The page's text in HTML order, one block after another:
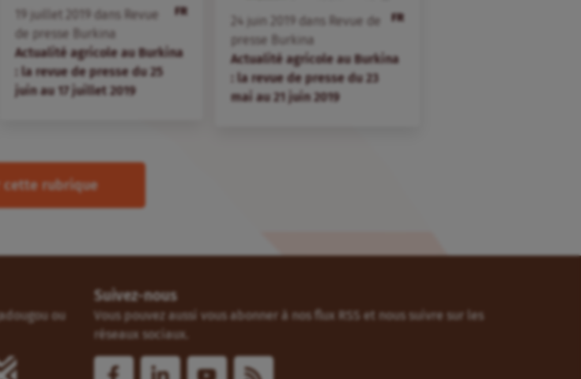
FR
juillet dans
Revue
de presse Burkina
Actualité agricole au Burkina
: la revue de presse du 25
juin au 17 juillet 2019
FR
24 juin dans
Revue de
presse Burkina
Actualité agricole au Burkina
: la revue de presse du 23
mai au 21 juin 2019
cette rubrique
ou
Suivez-nous
Vous pouvez aussi vous abonner à nos flux RSS et nous suivre sur les
réseaux sociaux.